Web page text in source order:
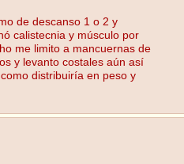
de descanso 1 o 2 y
calistecnia y músculo por
me limito a mancuernas de
y levanto costales aún así
distribuiría en peso y